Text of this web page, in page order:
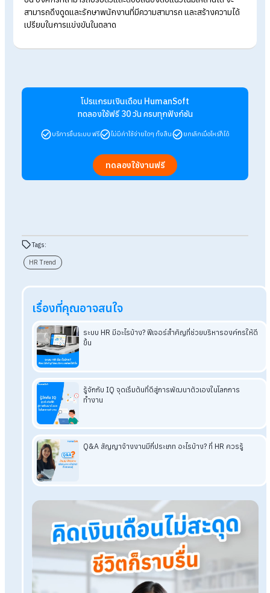
7. การจ้างงานที่ยืดหยุ่น
การจ้างงานที่หลากหลายมากขึ้น องค์กรสามารถปรับเปลี่ยนวิธีก
แนวทางใหม่ เช่น การทำงานแบบรีโมตหรือ Hybrid Work ที่ช่วยเ
ความยืดหยุ่นให้กับทั้งองค์กรและพนักงาน เพื่อตอบสนองต่อความ
เปลี่ยนแปลงในตลาดแรงงานและสร้างความได้เปรียบในการแข่ง
8. วัฒนธรรมองค์กร (Organizational
ทักษะใหม่ ๆ ไม่เพียงแต่ช่วยให้พนักงานเติบโตในสายงานของตนเ
แต่ยังเพิ่มความพึงพอใจและความผูกพันกับองค์กร พนักงานที่รู้
ว่าตนเองได้รับการสนับสนุนในการพัฒนาทักษะใหม่ ๆ จะมีแนวโน้
สรุปจับตา HR Trend 2025 พลิกโฉมก
ทำงานให้ตอบโจทย์อนาคต
HR Trend 2025 สะท้อนให้เห็นว่า โลกการทำงานในอนาคตจะให้ค
สำคัญกับเทคโนโลยี ความหลากหลาย และสุขภาวะของพนักงานม
ขึ้น องค์กรที่สามารถปรับตัวและตอบสนองต่อแนวโน้มเหล่านี้ได้ จะ
สามารถดึงดูดและรักษาพนักงานที่มีความสามารถ และสร้างความ
เปรียบในการแข่งขันในตลาด
โปรแกรมเงินเดือน HumanSoft
ทดลองใช้ฟรี 30 วัน ครบทุกฟังก์ชัน
บริการขึ้นระบบ ฟรี ไม่มีค่าใช้จ่ายใดๆ ทั้งสิ้น ยกเลิกเมื่อไหร่ก็ได้